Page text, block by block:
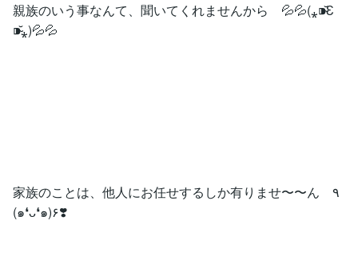
親族のいう事なんて、聞いてくれませんから 💦💦(⁎⁍̴̆Ɛ
⁍̴̆⁎)💦💦
家族のことは、他人にお任せするしか有りませ〜〜ん ٩
(๑❛ᴗ❛๑)۶❣️